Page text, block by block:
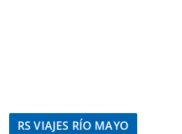
RS VIAJES RÍO MAYO